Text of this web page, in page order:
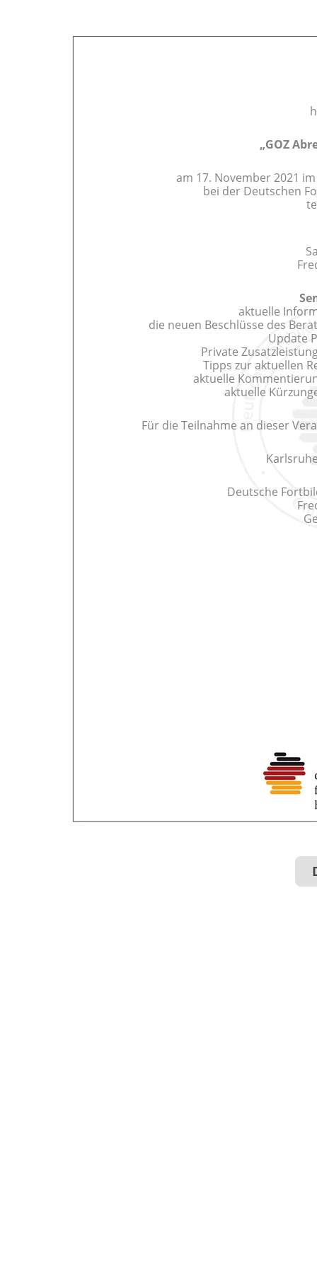
„GOZ
am 17. November 2021
bei der Deutschen
aktuelle
die neuen Beschlüsse des
Update
Private
Tipps zur aktuellen
aktuelle
aktuelle
Für die Teilnahme an dieser
Deutsche